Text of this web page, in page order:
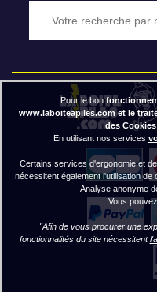
Pour le bon
www.laboiteapiles.com et le
des Cookies
En utilisant nos services
Certains services d'ergonomie et
nécessitent également l'utilisation de
Analyse anonyme
Vous
"Afin de vous procurer une
fonctionnalités du site nécessitent